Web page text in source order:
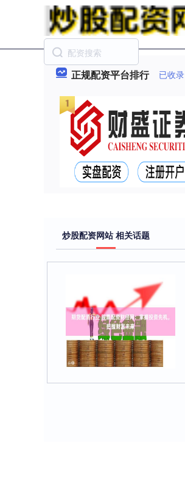
正规配资平台排行 已收录
炒股配资网站 相关话题